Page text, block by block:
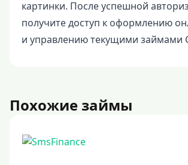
картинки. После успешной
получите доступ к оформлению
и управлению текущими займами
Похожие займы